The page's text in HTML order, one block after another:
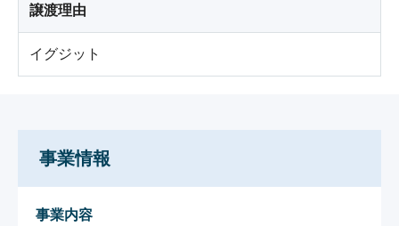
譲渡理由
イグジット
事業情報
事業内容